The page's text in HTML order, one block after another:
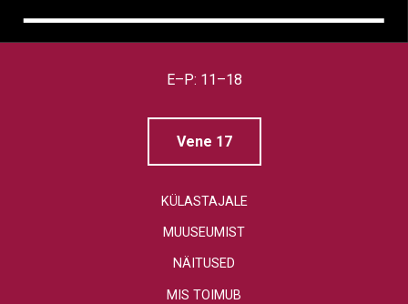
E–P: 11–18
Vene 17
KÜLASTAJALE
MUUSEUMIST
NÄITUSED
MIS TOIMUB